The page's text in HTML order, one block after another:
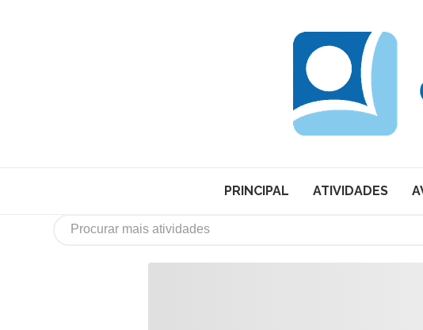
PRINCIPAL ATIVIDADES